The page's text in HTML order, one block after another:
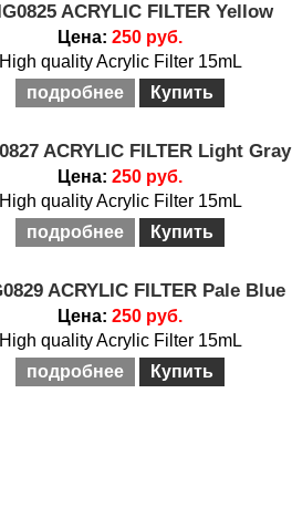
ACRYLIC FILTER Yellow
Цена: 250 руб.
High quality Acrylic Filter 15mL
подробнее
Купить
ACRYLIC FILTER Light Gray
Цена: 250 руб.
High quality Acrylic Filter 15mL
подробнее
Купить
ACRYLIC FILTER Pale Blue
Цена: 250 руб.
High quality Acrylic Filter 15mL
подробнее
Купить